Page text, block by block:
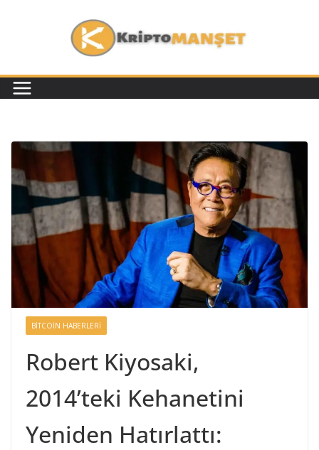
BITCOIN HABERLERI
Robert Kiyosaki,
2014’teki Kehanetini
Yeniden Hatırlattı: